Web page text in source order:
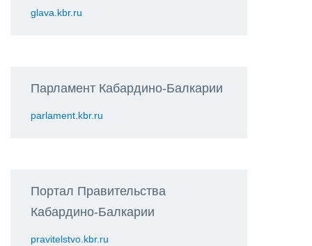
glava.kbr.ru
Парламент Кабардино-Балкарии
parlament.kbr.ru
Портал Правительства
Кабардино-Балкарии
pravitelstvo.kbr.ru